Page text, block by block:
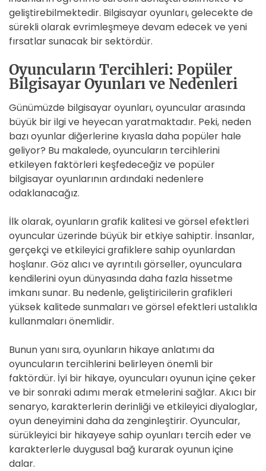
geliştirebilmektedir. Bilgisayar oyunları, gelecekte de
sürekli olarak evrimleşmeye devam edecek ve yeni
fırsatlar sunacak bir sektördür.
Oyuncuların Tercihleri: Popüler
Bilgisayar Oyunları ve Nedenleri
Günümüzde bilgisayar oyunları, oyuncular arasında
büyük bir ilgi ve heyecan yaratmaktadır. Peki, neden
bazı oyunlar diğerlerine kıyasla daha popüler hale
geliyor? Bu makalede, oyuncuların tercihlerini
etkileyen faktörleri keşfedeceğiz ve popüler
bilgisayar oyunlarının ardındaki nedenlere
odaklanacağız.
İlk olarak, oyunların grafik kalitesi ve görsel efektleri
oyuncular üzerinde büyük bir etkiye sahiptir. İnsanlar,
gerçekçi ve etkileyici grafiklere sahip oyunlardan
hoşlanır. Göz alıcı ve ayrıntılı görseller, oyunculara
kendilerini oyun dünyasında daha fazla hissetme
imkanı sunar. Bu nedenle, geliştiricilerin grafikleri
yüksek kalitede sunmaları ve görsel efektleri ustalıkla
kullanmaları önemlidir.
Bunun yanı sıra, oyunların hikaye anlatımı da
oyuncuların tercihlerini belirleyen önemli bir
faktördür. İyi bir hikaye, oyuncuları oyunun içine çeker
ve bir sonraki adımı merak etmelerini sağlar. Akıcı bir
senaryo, karakterlerin derinliği ve etkileyici diyaloglar,
oyun deneyimini daha da zenginleştirir. Oyuncular,
sürükleyici bir hikayeye sahip oyunları tercih eder ve
karakterlerle duygusal bağ kurarak oyunun içine
dalar.